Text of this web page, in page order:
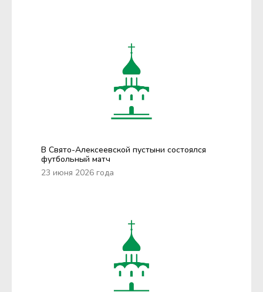
В Свято-Алексеевской пустыни состоялся
футбольный матч
23 июня 2026 года